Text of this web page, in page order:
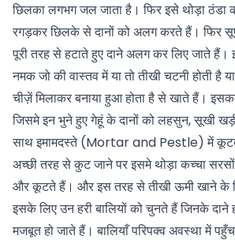
छिलका लगभग जल जाता है। फिर इसे थोड़ा
रगड़कर छिलके से दानों को अलग करते हैं। फिर
पूरी तरह से हटाते हुए दाने अलग कर लिए जाते हैं।
नमक जो की वास्तव में या तो तीखी चटनी होती
चीज़ें मिलाकर बनाया हुआ होता है से खाते हैं।
जिसमे इन भुने हुए गेहूं के दानों को लहसुन, सूखी
साथ इमामदस्ते (Mortar and Pestle) में
अच्छी तरह से कुट जाने पर इसमे थोड़ा कच्चा
और कूटते हैं। और इस तरह से तीखी ऊमी खाने के
इसके लिए उन हरी बालियों को चुनते हैं जिनके
मजबूत हो जाते हैं। बालियाँ परिपक्व अवस्था में